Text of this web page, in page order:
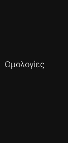
Ομολογίες